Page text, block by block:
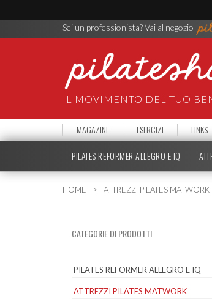
Sei un professionista? Vai al negozio
IL MOVIMENTO DEL TUO
MAGAZINE ESERCIZI LINKS
PILATES REFORMER ALLEGRO E IQ
HOME ATTREZZI PILATES MATWORK
CATEGORIE DI PRODOTTI
PILATES REFORMER ALLEGRO E IQ
ATTREZZI PILATES MATWORK